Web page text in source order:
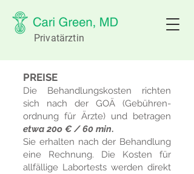
Privatärztin
PREISE
Die Behandlungskosten richten
sich nach der GOÄ (Ge­bühren­
ordnung für Ärzte) und betragen
etwa 20o € / 60 min.
Sie erhalten nach der Behandlung
eine Rechnung. Die Kosten für
allfällige Labortests werden direkt